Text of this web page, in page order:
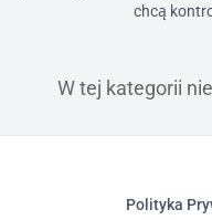
chcą
W tej kategorii
Polityka